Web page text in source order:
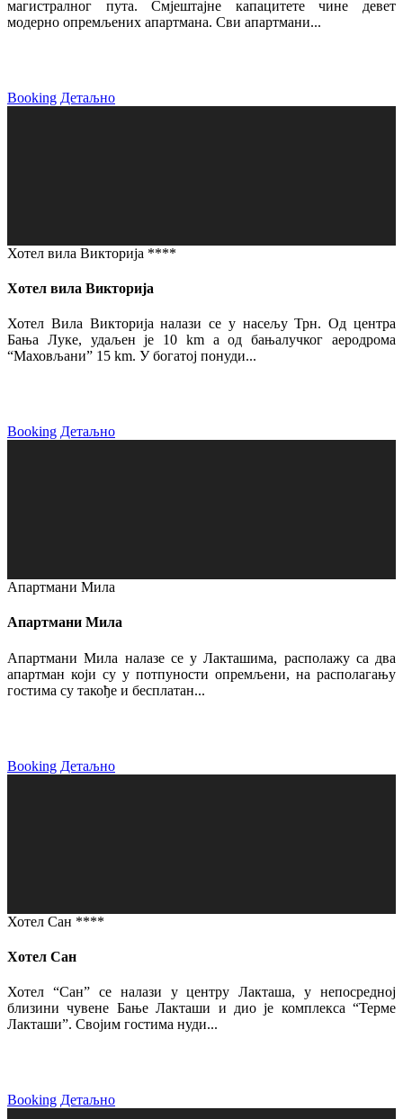
магистралног пута. Смјештајне капацитете чине девет
модерно опремљених апартмана. Сви апартмани...
Booking Детаљно
Хотел вила Викторија ****
Хотел вила Викторија
Хотел Вила Викторија налази се у насељу Трн. Од центра
Бања Луке, удаљен је 10 km а од бањалучког аеродрома
“Маховљани” 15 km. У богатој понуди...
Booking Детаљно
Апартмани Мила
Апартмани Мила
Апартмани Мила налазе се у Лакташима, располажу са два
апартман који су у потпуности опремљени, на располагању
гостима су такође и бесплатан...
Booking Детаљно
Хотел Сан ****
Хотел Сан
Хотел “Сан” се налази у центру Лакташа, у непосредној
близини чувене Бање Лакташи и дио је комплекса “Терме
Лакташи”. Својим гостима нуди...
Booking Детаљно